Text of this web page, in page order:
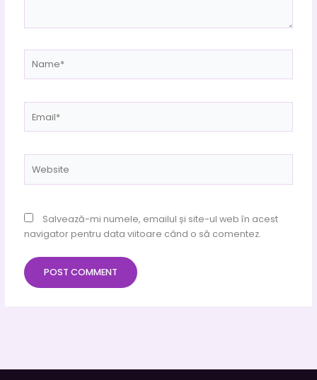
Salvează-mi numele, emailul și site-ul web în acest
navigator pentru data viitoare când o să comentez.